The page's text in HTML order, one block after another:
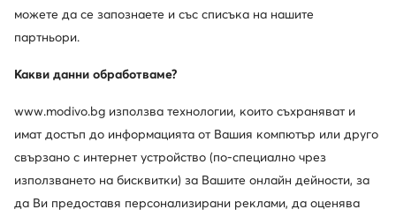
Обслужване на клиенти
Информации
можете да се запознаете и със списъка на нашите
партньори.
Какви данни обработваме?
www.modivo.bg използва технологии, които съхраняват и
имат достъп до информацията от Вашия компютър или друго
свързано с интернет устройство (по-специално чрез
използването на бисквитки) за Вашите онлайн дейности, за
да Ви предоставя персонализирани реклами, да оценява